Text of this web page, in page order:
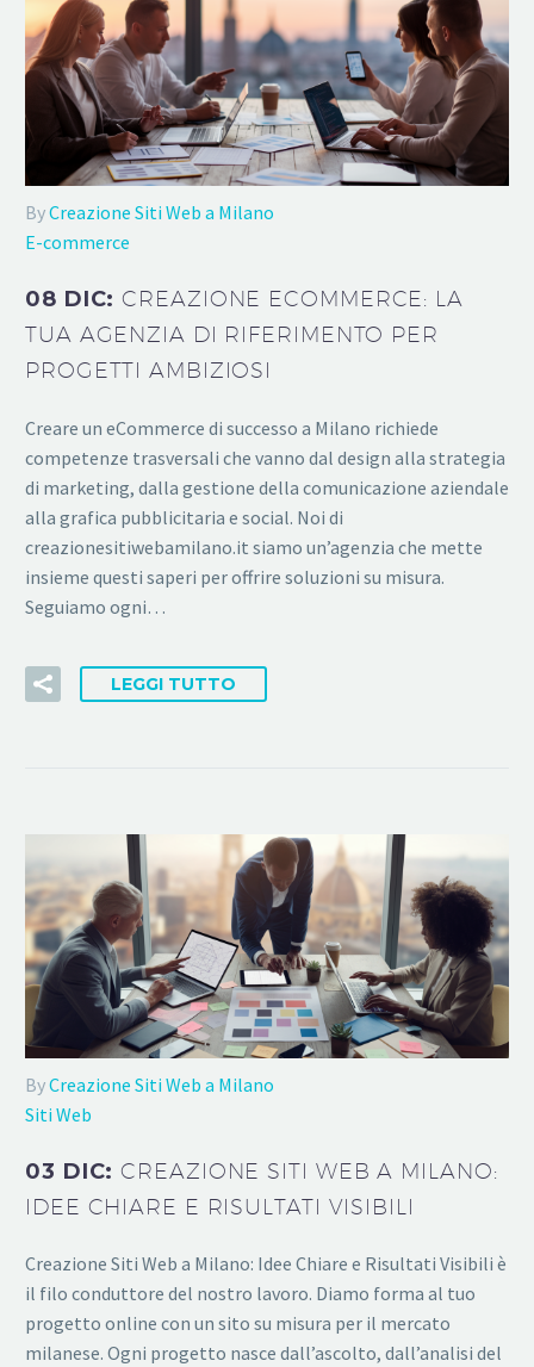
ByCreazione Siti Web a Milano
E-commerce
08 DIC:CREAZIONE ECOMMERCE: LA
TUA AGENZIA DI RIFERIMENTO PER
PROGETTI AMBIZIOSI
Creare un eCommerce di successo a Milano richiede
competenze trasversali che vanno dal design alla strategia
di marketing, dalla gestione della comunicazione aziendale
alla grafica pubblicitaria e social. Noi di
creazionesitiwebamilano.it siamo un’agenzia che mette
insieme questi saperi per offrire soluzioni su misura.
Seguiamo ogni…
LEGGI TUTTO
ByCreazione Siti Web a Milano
Siti Web
03 DIC:CREAZIONE SITI WEB A MILANO:
IDEE CHIARE E RISULTATI VISIBILI
Creazione Siti Web a Milano: Idee Chiare e Risultati Visibili è
il filo conduttore del nostro lavoro. Diamo forma al tuo
progetto online con un sito su misura per il mercato
milanese. Ogni progetto nasce dall’ascolto, dall’analisi del